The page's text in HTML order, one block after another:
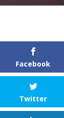
Facebook
Twitter